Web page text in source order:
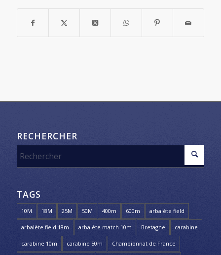
RECHERCHER
TAGS
10M 18M 25M 50M 400m 600m arbalète field
arbalète field 18m arbalète match 10m Bretagne carabine
carabine 10m carabine 50m Championnat de France